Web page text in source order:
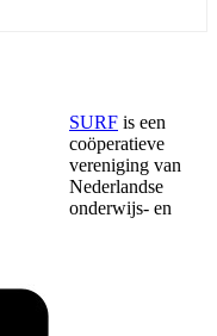
SURF is een
coöperatieve
vereniging van
Nederlandse
onderwijs- en